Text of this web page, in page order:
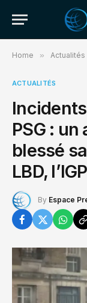
Home » Actualités
ACTUALITÉS
PSG :
blessé
LBD,
By Espace